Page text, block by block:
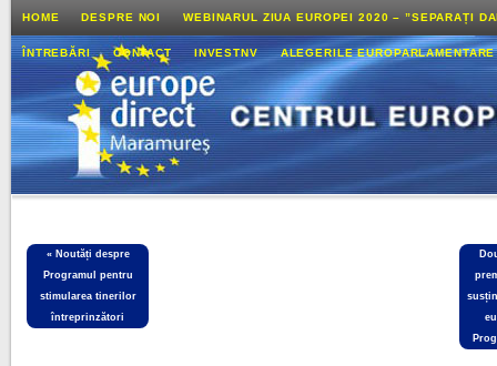
HOME DESPRE NOI WEBINARUL ZIUA EUROPEI 2020 – ”SEPARAȚI
ÎNTREBĂRI CONTACT INVESTNV ALEGERILE
« Noutăți despre
Programul pentru
stimularea tinerilor
întreprinzători